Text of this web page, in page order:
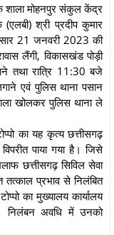
शाला मोहनपुर संकुल केंद्र
श्री प्रदीप कुमार
21 जनवरी 2023 की
लैंगी, विकासखंड पोड़ी
तथा रात्रि 11:30 बजे
एवं पुलिस थाना पसान
खोलकर पुलिस थाना ले
का यह कृत्य छत्तीसगढ़
पाया गया है। जिसे
छत्तीसगढ़ सिविल सेवा
प्रभाव से निलंबित
का मुख्यालय कार्यालय
निलंबन अवधि में उनको